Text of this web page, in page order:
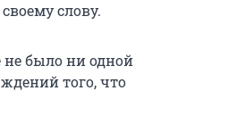
слову.
не было ни одной
того, что